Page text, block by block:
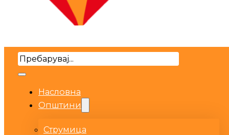
Search
Насловна
Општини
Струмица